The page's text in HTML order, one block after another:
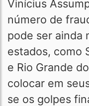
Vinícius
número de
pode ser ainda
estados, como
e Rio Grande
colocar em
se os golpes